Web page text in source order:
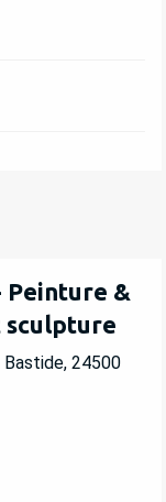
Peinture &
sculpture
Bastide, 24500